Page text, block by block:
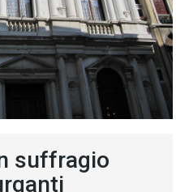
suffragio